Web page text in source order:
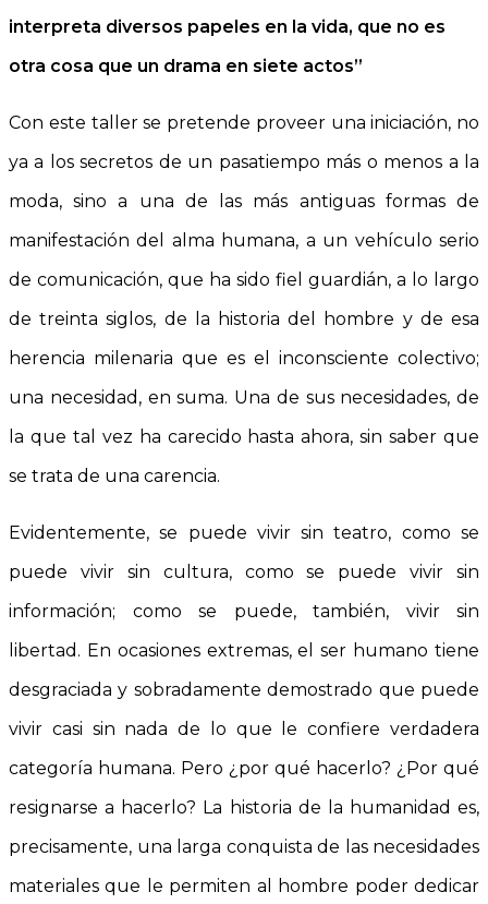
interpreta diversos papeles en la vida, que no es
otra cosa que un drama en siete actos”
Con este taller se pretende proveer una iniciación, no
ya a los secretos de un pasatiempo más o menos a la
moda, sino a una de las más antiguas formas de
manifestación del alma humana, a un vehículo serio
de comunicación, que ha sido fiel guardián, a lo largo
de treinta siglos, de la historia del hombre y de esa
herencia milenaria que es el inconsciente colectivo;
una necesidad, en suma. Una de sus necesidades, de
la que tal vez ha carecido hasta ahora, sin saber que
se trata de una carencia.
Evidentemente, se puede vivir sin teatro, como se
puede vivir sin cultura, como se puede vivir sin
información; como se puede, también, vivir sin
libertad. En ocasiones extremas, el ser humano tiene
desgraciada y sobradamente demostrado que puede
vivir casi sin nada de lo que le confiere verdadera
categoría humana. Pero ¿por qué hacerlo? ¿Por qué
resignarse a hacerlo? La historia de la humanidad es,
precisamente, una larga conquista de las necesidades
materiales que le permiten al hombre poder dedicar